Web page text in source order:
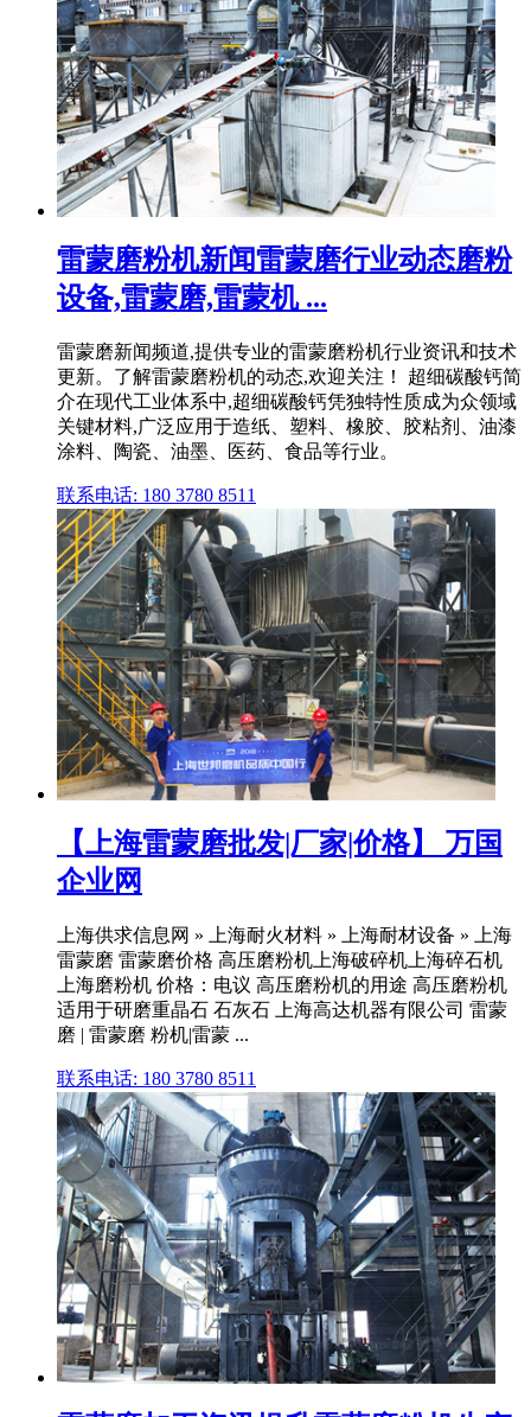
雷蒙磨粉机新闻雷蒙磨行业动态磨粉
设备,雷蒙磨,雷蒙机 ...
雷蒙磨新闻频道,提供专业的雷蒙磨粉机行业资讯和技术
更新。了解雷蒙磨粉机的动态,欢迎关注！ 超细碳酸钙简
介在现代工业体系中,超细碳酸钙凭独特性质成为众领域
关键材料,广泛应用于造纸、塑料、橡胶、胶粘剂、油漆
涂料、陶瓷、油墨、医药、食品等行业。
联系电话: 180 3780 8511
【上海雷蒙磨批发|厂家|价格】 万国
企业网
上海供求信息网 » 上海耐火材料 » 上海耐材设备 » 上海
雷蒙磨 雷蒙磨价格 高压磨粉机上海破碎机上海碎石机
上海磨粉机 价格：电议 高压磨粉机的用途 高压磨粉机
适用于研磨重晶石 石灰石 上海高达机器有限公司 雷蒙
磨 | 雷蒙磨 粉机|雷蒙 ...
联系电话: 180 3780 8511